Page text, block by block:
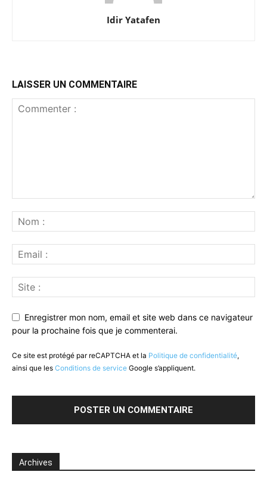
Idir Yatafen
LAISSER UN COMMENTAIRE
Enregistrer mon nom, email et site web dans ce navigateur
pour la prochaine fois que je commenterai.
Ce site est protégé par reCAPTCHA et la Politique de confidentialité,
ainsi que les Conditions de service Google s’appliquent.
Archives